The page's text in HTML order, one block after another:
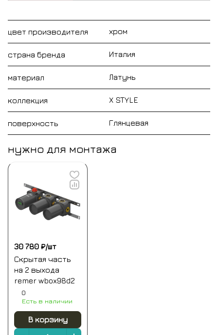
цвет производителя хром
страна бренда Италия
материал Латунь
коллекция X STYLE
поверхность Глянцевая
нужно для монтажа
30 780 ₽/шт
Скрытая часть
на 2 выхода
remer wbox98d2
0
Есть в наличии
В корзину